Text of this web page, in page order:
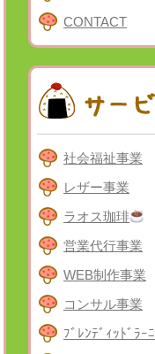
CONTACT
社会福祉事業
レザー事業
ラオス珈琲
営業代行事業
WEB制作事業
コンサル事業
ﾌﾞﾚﾝﾃﾞｨｯﾄﾞﾗｰﾆ